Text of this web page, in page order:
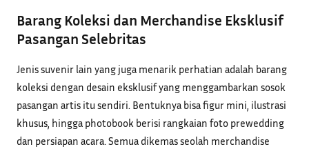
Barang Koleksi dan Merchandise Eksklusif
Pasangan Selebritas
Jenis suvenir lain yang juga menarik perhatian adalah barang
koleksi dengan desain eksklusif yang menggambarkan sosok
pasangan artis itu sendiri. Bentuknya bisa figur mini, ilustrasi
khusus, hingga photobook berisi rangkaian foto prewedding
dan persiapan acara. Semua dikemas seolah merchandise